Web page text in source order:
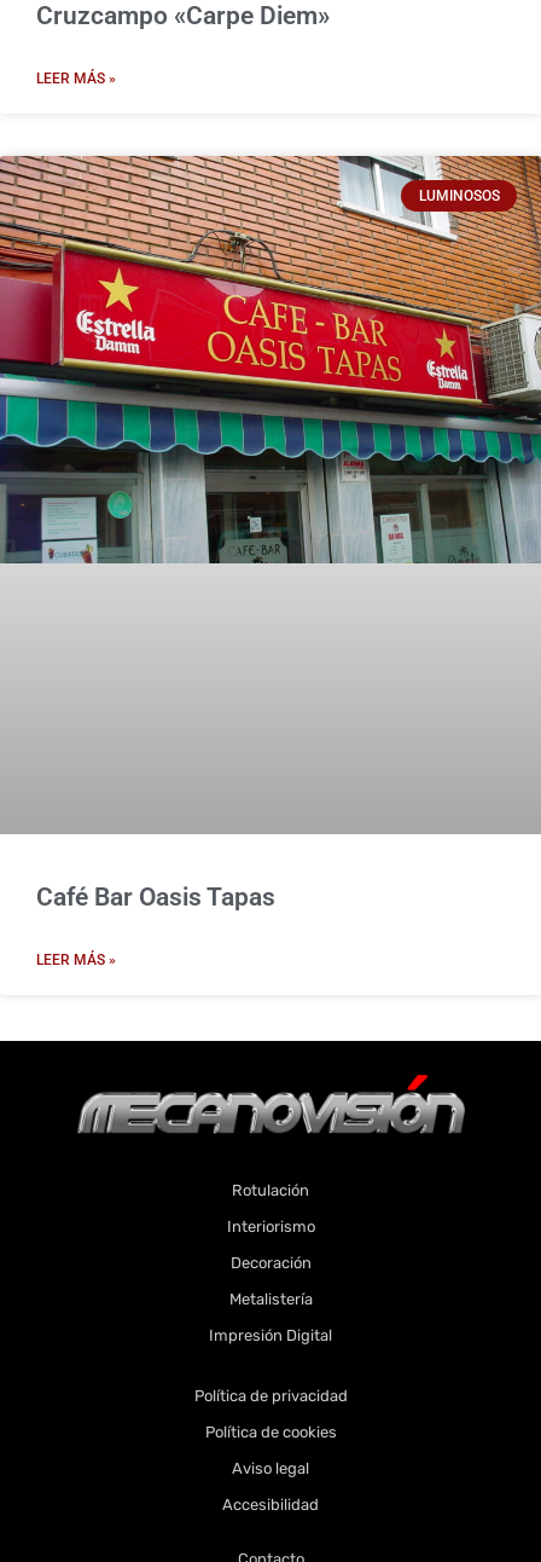
Cruzcampo «Carpe Diem»
LEER MÁS »
LUMINOSOS
Café Bar Oasis Tapas
LEER MÁS »
Rotulación
Interiorismo
Decoración
Metalistería
Impresión Digital
Política de privacidad
Política de cookies
Aviso legal
Accesibilidad